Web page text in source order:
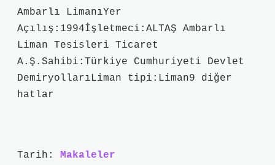
Ambarlı LimanıYer
Açılış:1994İşletmeci:ALTAŞ Ambarlı
Liman Tesisleri Ticaret
A.Ş.Sahibi:Türkiye Cumhuriyeti Devlet
DemiryollarıLiman tipi:Liman9 diğer
hatlar
Tarih: Makaleler